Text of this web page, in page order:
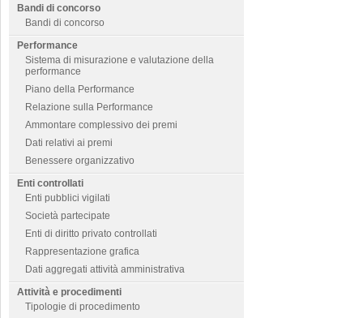
Bandi di concorso
Bandi di concorso
Performance
Sistema di misurazione e valutazione della
performance
Piano della Performance
Relazione sulla Performance
Ammontare complessivo dei premi
Dati relativi ai premi
Benessere organizzativo
Enti controllati
Enti pubblici vigilati
Società partecipate
Enti di diritto privato controllati
Rappresentazione grafica
Dati aggregati attività amministrativa
Attività e procedimenti
Tipologie di procedimento